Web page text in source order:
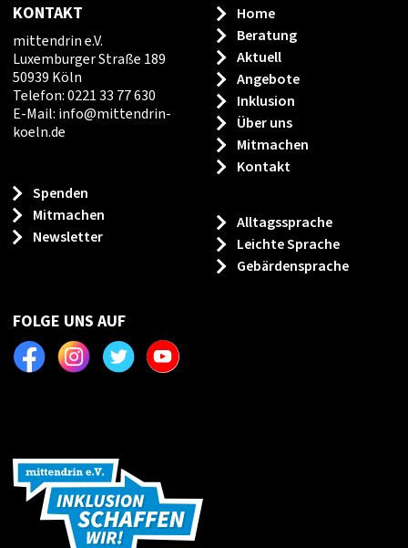
KONTAKT
mittendrin e.V.
Luxemburger Straße 189
50939 Köln
Telefon: 0221 33 77 630
E-Mail: info@mittendrin-
koeln.de
Spenden
Mitmachen
Newsletter
Home
Beratung
Aktuell
Angebote
Inklusion
Über uns
Mitmachen
Kontakt
Alltagssprache
Leichte Sprache
Gebärdensprache
FOLGE UNS AUF
FacebookInstagramTwitter